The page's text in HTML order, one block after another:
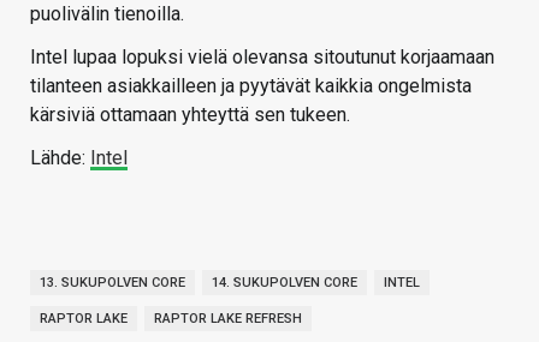
puolivälin tienoilla.
Intel lupaa lopuksi vielä olevansa sitoutunut korjaamaan
tilanteen asiakkailleen ja pyytävät kaikkia ongelmista
kärsiviä ottamaan yhteyttä sen tukeen.
Lähde: Intel
13. SUKUPOLVEN CORE 14. SUKUPOLVEN CORE INTEL
RAPTOR LAKE RAPTOR LAKE REFRESH